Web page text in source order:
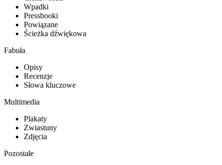
Wpadki
Pressbooki
Powiązane
Ścieżka dźwiękowa
Fabuła
Opisy
Recenzje
Słowa kluczowe
Multimedia
Plakaty
Zwiastuny
Zdjęcia
Pozostałe